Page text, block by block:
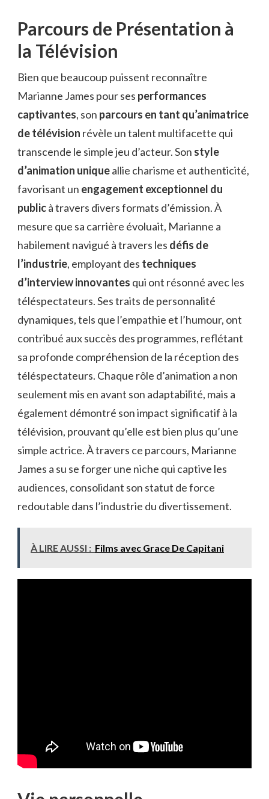
Parcours de Présentation à
la Télévision
Bien que beaucoup puissent reconnaître
Marianne James pour ses performances
captivantes, son parcours en tant qu’animatrice
de télévision révèle un talent multifacette qui
transcende le simple jeu d’acteur. Son style
d’animation uniqueallie charisme et authenticité,
favorisant un engagement exceptionnel du
publicà travers divers formats d’émission. À
mesure que sa carrière évoluait, Marianne a
habilement navigué à travers les défis de
l’industrie, employant des techniques
d’interview innovantes qui ont résonné avec les
téléspectateurs. Ses traits de personnalité
dynamiques, tels que l’empathie et l’humour, ont
contribué aux succès des programmes, reflétant
sa profonde compréhension de la réception des
téléspectateurs. Chaque rôle d’animation a non
seulement mis en avant son adaptabilité, mais a
également démontré son impact significatif à la
télévision, prouvant qu’elle est bien plus qu’une
simple actrice. À travers ce parcours, Marianne
James a su se forger une niche qui captive les
audiences, consolidant son statut de force
redoutable dans l’industrie du divertissement.
À LIRE AUSSI : Films avec Grace De Capitani